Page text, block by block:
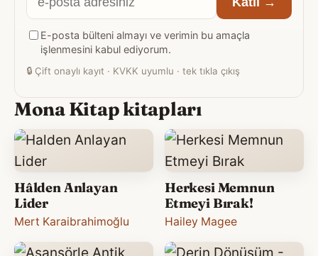
posta
adresiniz
E-posta bülteni almayı ve verimin bu amaçla
işlenmesini kabul ediyorum.
🔒 Çift onaylı kayıt · KVKK uyumlu · tek tıkla çıkış
Mona Kitap kitapları
Hâlden Anlayan
Lider
Mert Karaibrahimoğlu
Herkesi Memnun
Etmeyi Bırak!
Hailey Magee